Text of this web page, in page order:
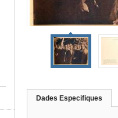
Dades Especifiques